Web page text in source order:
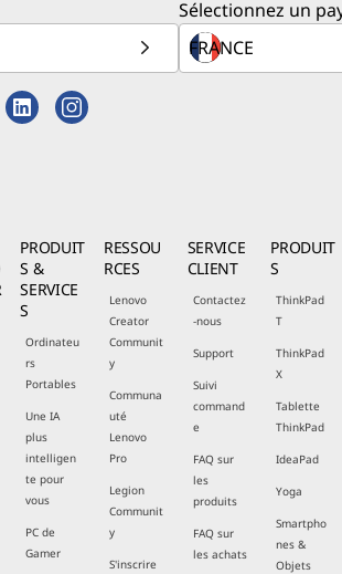
Sélectionnez un
PRODUIT
S &
SERVICE
S
Ordinateu
rs
Portables
Une IA
plus
intelligen
te pour
vous
PC de
Gamer
RESSOU
RCES
Lenovo
Creator
Communit
y
Communa
uté
Lenovo
Pro
Legion
Communit
y
S'inscrire
SERVICE
CLIENT
Contactez
-nous
Support
Suivi
command
e
FAQ sur
les
produits
FAQ sur
les achats
PRODUIT
S
ThinkPad
T
ThinkPad
X
Tablette
ThinkPad
IdeaPad
Yoga
Smartpho
nes &
Objets